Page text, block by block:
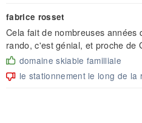
fabrice rosset
Cela fait de nombreuses années
rando, c'est génial, et proche de
domaine skiable familliale
le stationnement le long de la